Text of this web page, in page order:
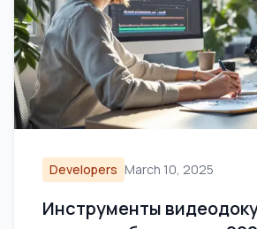
Developers March 10, 2025
Инструменты